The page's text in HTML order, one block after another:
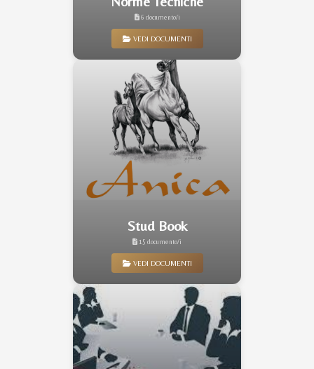
6 documento/i
VEDI DOCUMENTI
Stud Book
15 documento/i
VEDI DOCUMENTI